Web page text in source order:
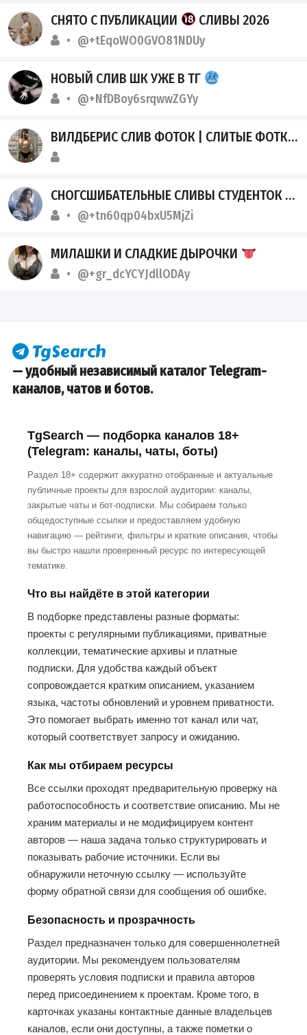
СНЯТО С ПУБЛИКАЦИИ СЛИВЫ 2026
@+tEqoWO0GVO81NDUy
НОВЫЙ СЛИВ ШК УЖЕ В ТГ
@+NfDBoy6srqwwZGYy
ВИЛДБЕРИС СЛИВ ФОТОК | СЛИТЫЕ ФОТКИ С WILDBERRIES
СНОГСШИБАТЕЛЬНЫЕ СЛИВЫ СТУДЕНТОК
@+tn60qp04bxU5MjZi
МИЛАШКИ И СЛАДКИЕ ДЫРОЧКИ
@+gr_dcYCYJdllODAy
— удобный независимый каталог Telegram-
каналов, чатов и ботов.
TgSearch — подборка каналов 18+
(Telegram: каналы, чаты, боты)
Раздел 18+ содержит аккуратно отобранные и актуальные
публичные проекты для взрослой аудитории: каналы,
закрытые чаты и бот-подписки. Мы собираем только
общедоступные ссылки и предоставляем удобную
навигацию — рейтинги, фильтры и краткие описания, чтобы
вы быстро нашли проверенный ресурс по интересующей
тематике.
Что вы найдёте в этой категории
В подборке представлены разные форматы:
проекты с регулярными публикациями, приватные
коллекции, тематические архивы и платные
подписки. Для удобства каждый объект
сопровождается кратким описанием, указанием
языка, частоты обновлений и уровнем приватности.
Это помогает выбрать именно тот канал или чат,
который соответствует запросу и ожиданию.
Как мы отбираем ресурсы
Все ссылки проходят предварительную проверку на
работоспособность и соответствие описанию. Мы не
храним материалы и не модифицируем контент
авторов — наша задача только структурировать и
показывать рабочие источники. Если вы
обнаружили неточную ссылку — используйте
форму обратной связи для сообщения об ошибке.
Безопасность и прозрачность
Раздел предназначен только для совершеннолетней
аудитории. Мы рекомендуем пользователям
проверять условия подписки и правила авторов
перед присоединением к проектам. Кроме того, в
карточках указаны контактные данные владельцев
каналов, если они доступны, а также пометки о